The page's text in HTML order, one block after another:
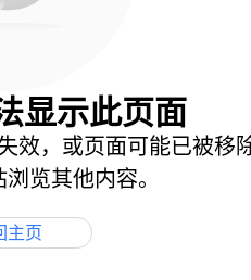
显示此页面
效，或页面可能已被移
览其他内容。
主页